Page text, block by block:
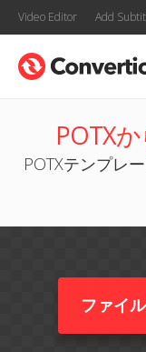
Video Editor Add
POTX
POTXテンプレ
ファイ